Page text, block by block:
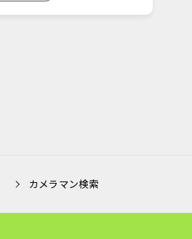
カメラマン検索